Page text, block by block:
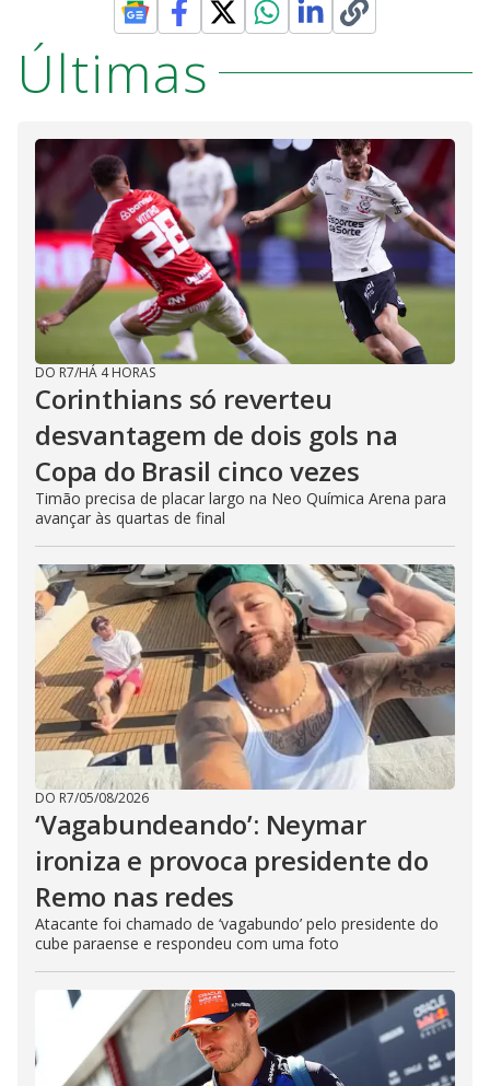
Últimas
DO R7/HÁ 4 HORAS
Corinthians só reverteu
desvantagem de dois gols na
Copa do Brasil cinco vezes
Timão precisa de placar largo na Neo Química Arena para
avançar às quartas de final
DO R7/05/08/2026
‘Vagabundeando’: Neymar
ironiza e provoca presidente do
Remo nas redes
Atacante foi chamado de ‘vagabundo’ pelo presidente do
cube paraense e respondeu com uma foto